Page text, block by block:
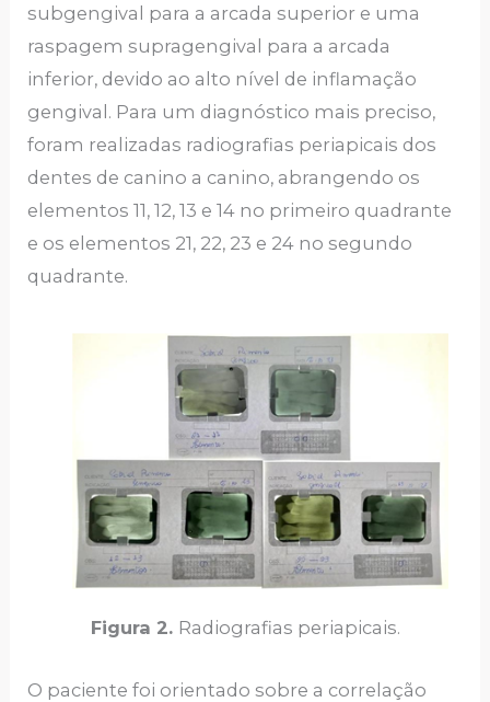
subgengival para a arcada superior e uma
raspagem supragengival para a arcada
inferior, devido ao alto nível de inflamação
gengival. Para um diagnóstico mais preciso,
foram realizadas radiografias periapicais dos
dentes de canino a canino, abrangendo os
elementos 11, 12, 13 e 14 no primeiro quadrante
e os elementos 21, 22, 23 e 24 no segundo
quadrante.
Figura 2. Radiografias periapicais.
O paciente foi orientado sobre a correlação